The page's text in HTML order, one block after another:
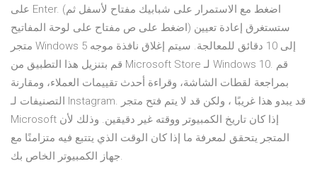
على Enter. (اضغط مع الاستمرار على شبابيك مفتاح لأسفل ثم
اضغط على ص مفتاح على لوحة المفاتيح) ستستغرق إعادة تعيين
متجر Windows 5 إلى 10 دقائق للمعالجة. سيتم إغلاق نافذة موجه
قم بتنزيل هذا التطبيق من Microsoft Store لـ Windows 10. قم
بمراجعة لقطات الشاشة، وقراءة أحدث تقييمات العملاء، ومقارنة
التصنيفات لـ Instagram. قد يبدو هذا غريبًا ، ولكن قد لا يتم فتح متجر
Microsoft إذا كان تاريخ الكمبيوتر ووقته غير دقيقين. وذلك لأن
المتجر يتحقق لمعرفة ما إذا كان الوقت الذي يتتبع فيه متزامنًا مع
جهاز الكمبيوتر الخاص بك.